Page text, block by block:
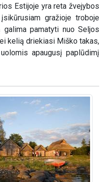
Estijoje yra reta žvejybos
gražioje troboje
galima pamatyti nuo Seljos
kelią driekiasi Miško takas,
apaugusį paplūdimį